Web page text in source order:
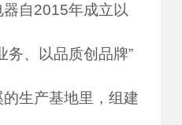
自2015年成立以
务、以品质创品牌”
生产基地里，组建